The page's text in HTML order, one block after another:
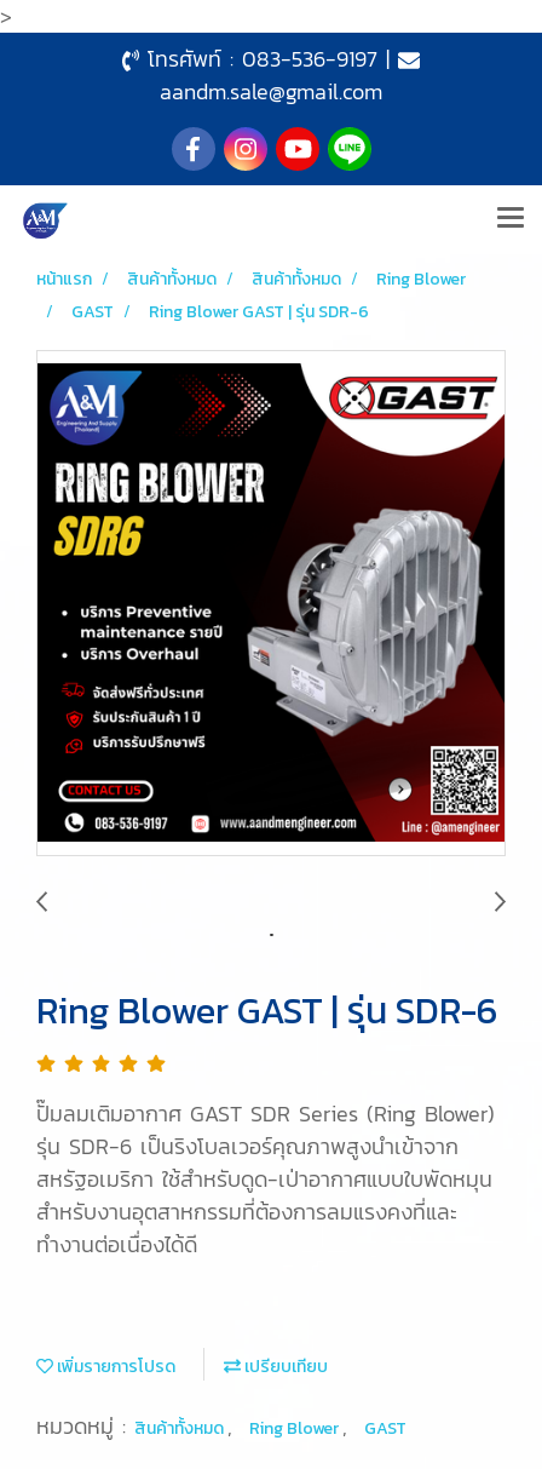
>
โทรศัพท์ : 083-536-9197|
aandm.sale@gmail.com
หน้าแรก สินค้าทั้งหมด สินค้าทั้งหมด
Ring Blower
GAST
Ring Blower GAST | รุ่น SDR-6
Ring Blower GAST | รุ่น SDR-6
ปั๊มลมเติมอากาศ GAST SDR Series (Ring Blower)
รุ่น SDR-6 เป็นริงโบลเวอร์คุณภาพสูงนำเข้าจาก
สหรัฐอเมริกา ใช้สำหรับดูด-เป่าอากาศแบบใบพัดหมุน
สำหรับงานอุตสาหกรรมที่ต้องการลมแรงคงที่และ
ทำงานต่อเนื่องได้ดี
เพิ่มรายการโปรด เปรียบเทียบ
หมวดหมู่ : สินค้าทั้งหมด, Ring Blower, GAST